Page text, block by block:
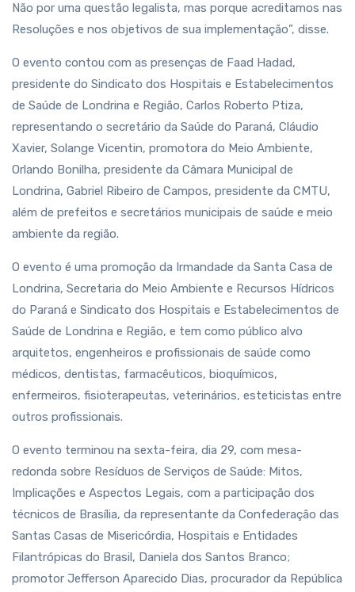
Não por uma questão legalista, mas porque acreditamos nas
Resoluções e nos objetivos de sua implementação”, disse.
O evento contou com as presenças de Faad Hadad,
presidente do Sindicato dos Hospitais e Estabelecimentos
de Saúde de Londrina e Região, Carlos Roberto Ptiza,
representando o secretário da Saúde do Paraná, Cláudio
Xavier, Solange Vicentin, promotora do Meio Ambiente,
Orlando Bonilha, presidente da Câmara Municipal de
Londrina, Gabriel Ribeiro de Campos, presidente da CMTU,
além de prefeitos e secretários municipais de saúde e meio
ambiente da região.
O evento é uma promoção da Irmandade da Santa Casa de
Londrina, Secretaria do Meio Ambiente e Recursos Hídricos
do Paraná e Sindicato dos Hospitais e Estabelecimentos de
Saúde de Londrina e Região, e tem como público alvo
arquitetos, engenheiros e profissionais de saúde como
médicos, dentistas, farmacêuticos, bioquímicos,
enfermeiros, fisioterapeutas, veterinários, esteticistas entre
outros profissionais.
O evento terminou na sexta-feira, dia 29, com mesa-
redonda sobre Resíduos de Serviços de Saúde: Mitos,
Implicações e Aspectos Legais, com a participação dos
técnicos de Brasília, da representante da Confederação das
Santas Casas de Misericórdia, Hospitais e Entidades
Filantrópicas do Brasil, Daniela dos Santos Branco;
promotor Jefferson Aparecido Dias, procurador da República